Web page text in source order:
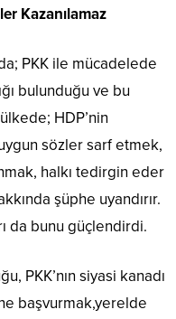
Kazanılamaz
PKK ile mücadelede
bulunduğu ve bu
HDP’nin
sözler sarf etmek,
halkı tedirgin eder
şüphe uyandırır.
da bunu güçlendirdi.
PKK’nın siyasi kanadı
başvurmak,yerelde